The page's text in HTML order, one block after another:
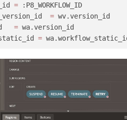
= :P8_WORKFLOW_ID
= wv.version_id
= wa.version_id
=